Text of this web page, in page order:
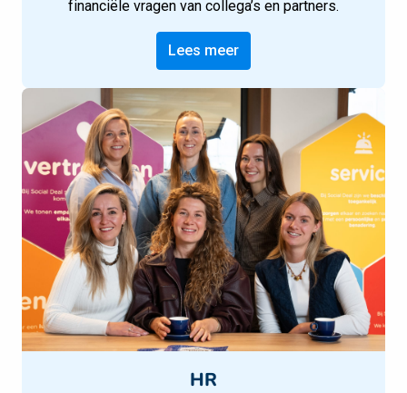
financiële vragen van collega’s en partners.
Lees meer
HR